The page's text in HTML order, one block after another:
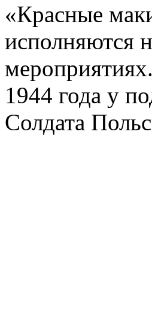
«Красные
исполняются
1944 года у
Солдата